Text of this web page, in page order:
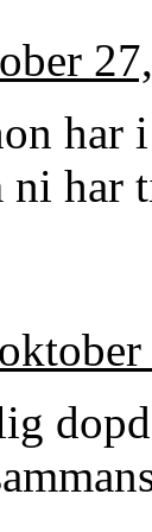
har
ni har